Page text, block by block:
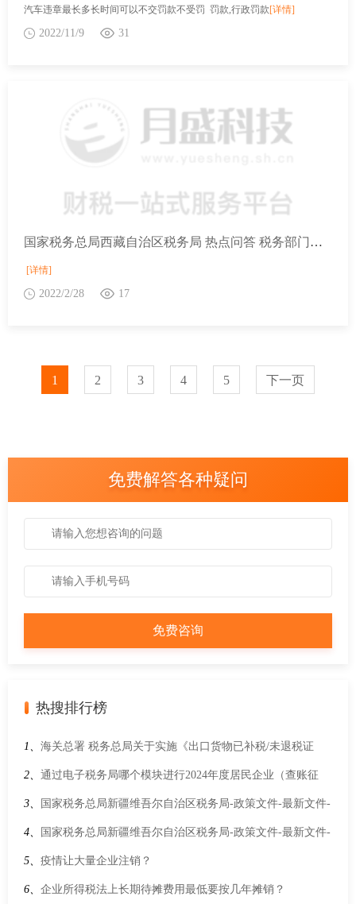
汽车违章最长多长时间可以不交罚款不受罚 罚款,行政罚款[详情]
2022/11/9 31
国家税务总局西藏自治区税务局 热点问答 税务部门为老年人提供了哪些办理年度汇算的服务？
[详情]
2022/2/28 17
1 2 3 4 5 下一页
免费解答各种疑问
热搜排行榜
1、 海关总署 税务总局关于实施《出口货物已补税/未退税证
明》联网核查的公告
2、 通过电子税务局哪个模块进行2024年度居民企业（查账征
收）企业所得税年度申报？
3、 国家税务总局新疆维吾尔自治区税务局-政策文件-最新文件-
国家税务总局关于境外投资者以分配利润直接投资税收抵免政
策有关事项的公告
4、 国家税务总局新疆维吾尔自治区税务局-政策文件-最新文件-
国家医保局 财政部 国家税务总局关于做好2024年城乡居民基本
医疗保障有关工作的通知
5、 疫情让大量企业注销？
6、 企业所得税法上长期待摊费用最低要按几年摊销？